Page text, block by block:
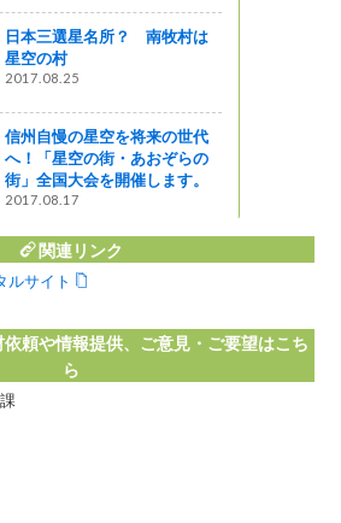
日本三選星名所？ 南牧村は
星空の村
2017.08.25
信州自慢の星空を将来の世代
へ！「星空の街・あおぞらの
街」全国大会を開催します。
2017.08.17
関連リンク
ルサイト
依頼や情報提供、ご意見・ご要望はこち
ら